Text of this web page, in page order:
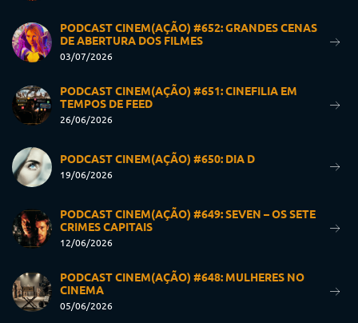
PODCAST CINEM(AÇÃO) #652: GRANDES CENAS
DE ABERTURA DOS FILMES
03/07/2026
PODCAST CINEM(AÇÃO) #651: CINEFILIA EM
TEMPOS DE FEED
26/06/2026
PODCAST CINEM(AÇÃO) #650: DIA D
19/06/2026
PODCAST CINEM(AÇÃO) #649: SEVEN – OS SETE
CRIMES CAPITAIS
12/06/2026
PODCAST CINEM(AÇÃO) #648: MULHERES NO
CINEMA
05/06/2026